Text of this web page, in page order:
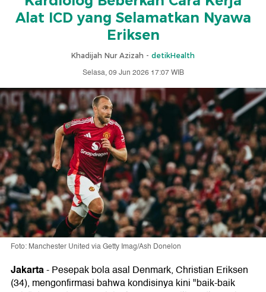
Alat ICD yang Selamatkan Nyawa
Eriksen
Khadijah Nur Azizah - detikHealth
Selasa, 09 Jun 2026 17:07 WIB
Foto: Manchester United via Getty Imag/Ash Donelon
Jakarta-Pesepak bola asal Denmark, Christian Eriksen
(34), mengonfirmasi bahwa kondisinya kini "baik-baik